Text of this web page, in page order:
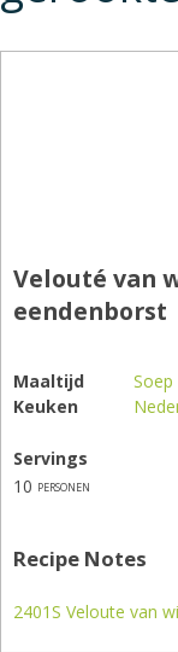
Velouté van
eendenborst
Maaltijd
Soep
Keuken
Servings
10 personen
Recipe Notes
2401S Veloute van